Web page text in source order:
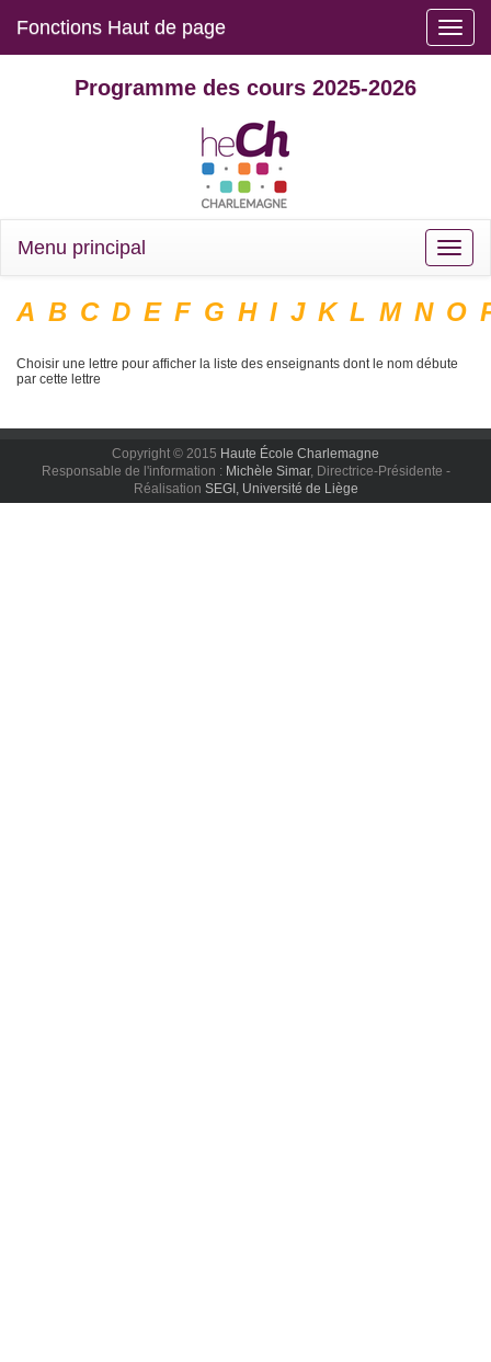
Toggle
Fonctions Haut de page
Programme des cours 2025-2026
Toggle
Menu principal
A B C D E F G H I J K L M N O
Choisir une lettre pour afficher la liste des enseignants dont le nom débute
par cette lettre
Copyright © 2015 Haute École Charlemagne
Responsable de l'information : Michèle Simar, Directrice-Présidente -
Réalisation SEGI, Université de Liège